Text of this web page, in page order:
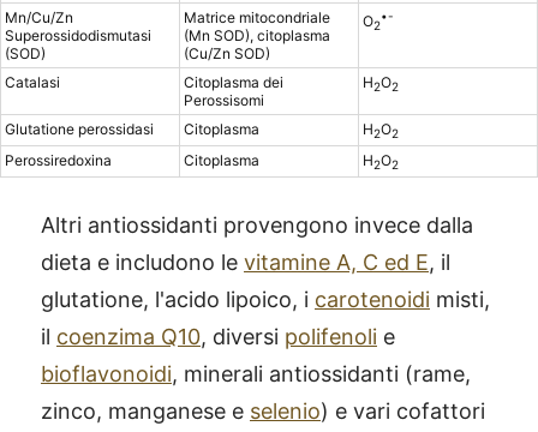
Mn/Cu/Zn
Superossidodismutasi
(SOD)
Matrice mitocondriale
(Mn SOD), citoplasma
(Cu/Zn SOD)
O2
•-
Catalasi
Citoplasma dei
Perossisomi
H2O2
Glutatione perossidasi Citoplasma H2O2
Perossiredoxina Citoplasma H2O2
Altri antiossidanti provengono invece dalla
dieta e includono le vitamine A, C ed E, il
glutatione, l'acido lipoico, i carotenoidi misti,
il coenzima Q10, diversi polifenoli e
bioflavonoidi, minerali antiossidanti (rame,
zinco, manganese e selenio) e vari cofattori